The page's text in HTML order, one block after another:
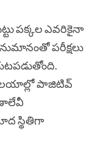
పక్కల ఎవరికైనా
పరీక్షలు
పాజిటివ్‌
స్థితిగా